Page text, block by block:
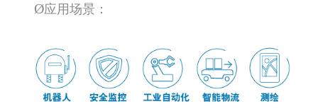
Ø应用场景：